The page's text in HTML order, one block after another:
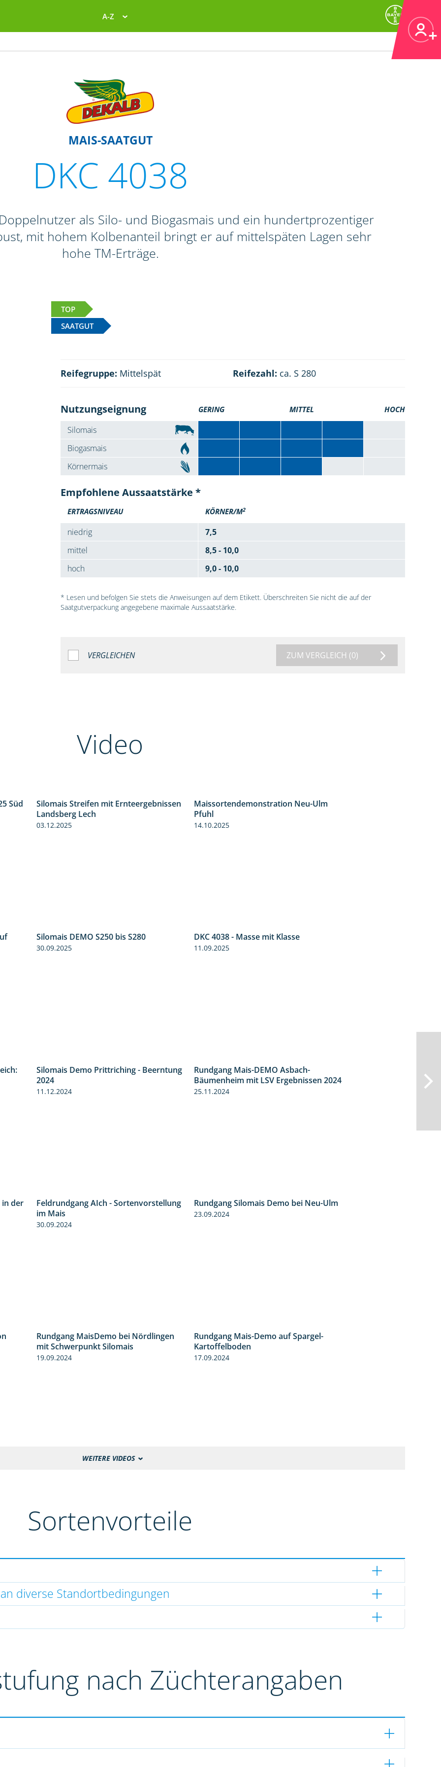
A-Z
MAIS-SAATGUT
DKC 4038
als Silo- und Biogasmais und ein hundertprozentiger
mit hohem Kolbenanteil bringt er auf mittelspäten Lagen sehr
hohe TM-Erträge.
TOP
SAATGUT
Reifegruppe: Mittelspät Reifezahl: ca. S 280
Nutzungseignung GERING MITTEL HOCH
Silomais
Biogasmais
Körnermais
Empfohlene Aussaatstärke *
ERTRAGSNIVEAU KÖRNER/M2
niedrig
7,5
mittel
8,5 - 10,0
hoch
9,0 - 10,0
* Lesen und befolgen Sie stets die Anweisungen auf dem Etikett. Überschreiten Sie nicht die auf der
Saatgutverpackung angegebene maximale Aussaatstärke.
VERGLEICHEN ZUM VERGLEICH (0)
Video
Süd
Silomais Streifen mit Ernteergebnissen
Landsberg Lech
03.12.2025
Maissortendemonstration Neu-Ulm
Pfuhl
14.10.2025
Silomais DEMO S250 bis S280
30.09.2025
DKC 4038 - Masse mit Klasse
11.09.2025
Silomais Demo Prittriching - Beerntung
2024
11.12.2024
8:38
Rundgang Mais-DEMO Asbach-
Bäumenheim mit LSV Ergebnissen 2024
25.11.2024
in der
Feldrundgang AIch - Sortenvorstellung
im Mais
30.09.2024
Rundgang Silomais Demo bei Neu-Ulm
23.09.2024
10:51
Rundgang MaisDemo bei Nördlingen
mit Schwerpunkt Silomais
19.09.2024
Rundgang Mais-Demo auf Spargel-
Kartoffelboden
17.09.2024
WEITERE VIDEOS
Sortenvorteile
diverse Standortbedingungen
nach Züchterangaben